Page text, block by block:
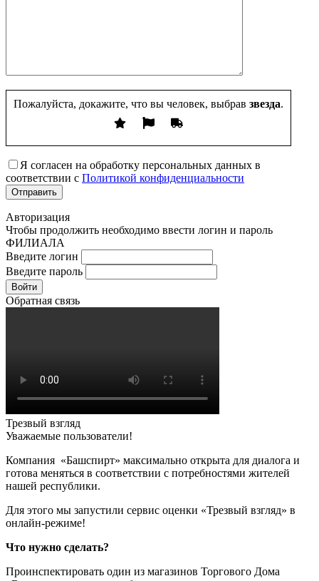
Пожалуйста, докажите, что вы человек, выбрав звезда.
Я согласен на обработку персональных данных в
соответствии с Политикой конфиденциальности
Авторизация
Чтобы продолжить необходимо ввести логин и пароль
ФИЛИАЛА
Введите логин
Введите пароль
Войти
Обратная связь
Трезвый взгляд
Уважаемые пользователи!
Компания «Башспирт» максимально открыта для диалога и
готова меняться в соответствии с потребностями жителей
нашей республики.
Для этого мы запустили сервис оценки «Трезвый взгляд» в
онлайн-режиме!
Что нужно сделать?
Проинспектировать один из магазинов Торгового Дома